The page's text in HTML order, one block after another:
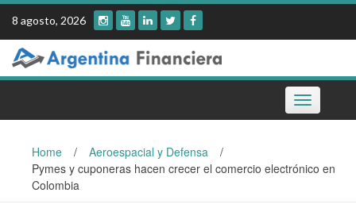
Skip
content
8 agosto, 2026
Toggle
navigation
Home / Aeroespacial y Defensa
/
Pymes y cuponeras hacen crecer el comercio electrónico en
Colombia